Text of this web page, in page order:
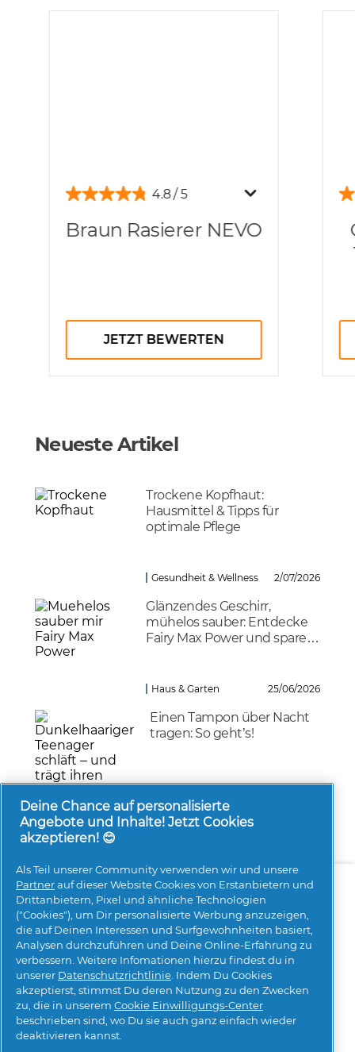
4.8
Braun Rasierer NEVO
JETZT BEWERTEN
Neueste Artikel
Trockene Kopfhaut:
Hausmittel & Tipps für
optimale Pflege
Gesundheit & Wellness 2/07/2026
Glänzendes Geschirr,
mühelos sauber: Entdecke
Fairy Max Power und spare
Haus & Garten 25/06/2026
Einen Tampon über Nacht
tragen: So geht’s!
Gesundheit & Wellness
Über uns Kontakt pg.com besuchen
Mehr Inspiration
Meine Daten
Geschäftsbedingungen
Deine Chance auf personalisierte
Angebote und Inhalte! Jetzt Cookies
akzeptieren! 😊
Als Teil unserer Community verwenden wir und unsere
Partnerauf dieser Website Cookies von Erstanbietern und
Drittanbietern, Pixel und ähnliche Technologien
("Cookies"), um Dir personalisierte Werbung anzuzeigen,
die auf Deinen Interessen und Surfgewohnheiten basiert,
Analysen durchzuführen und Deine Online-Erfahrung zu
verbessern. Weitere Infomationen hierzu findest du in
unserer Datenschutzrichtlinie. Indem Du Cookies
akzeptierst, stimmst Du deren Nutzung zu den Zwecken
zu, die in unserem Cookie Einwilligungs-Center
beschrieben sind, wo Du sie auch ganz einfach wieder
deaktivieren kannst.